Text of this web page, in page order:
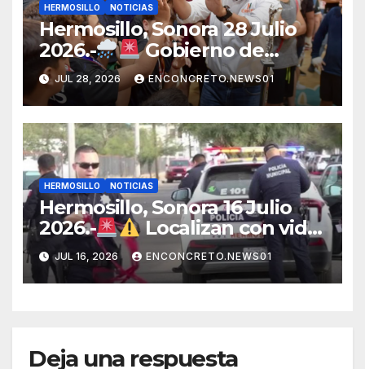
HERMOSILLO NOTICIAS
Hermosillo, Sonora 28 Julio
2026.-
Gobierno de
Hermosillo mantiene
operativo por lluvias;
continúan recorridos y
atención en la ciudad
JUL 28, 2026 ENCONCRETO.NEWS01
HERMOSILLO NOTICIAS
Hermosillo, Sonora 16 Julio
2026.-
Localizan con vida
a joven que había sido
privado de la libertad en
Hermosillo.
JUL 16, 2026 ENCONCRETO.NEWS01
Deja una respuesta